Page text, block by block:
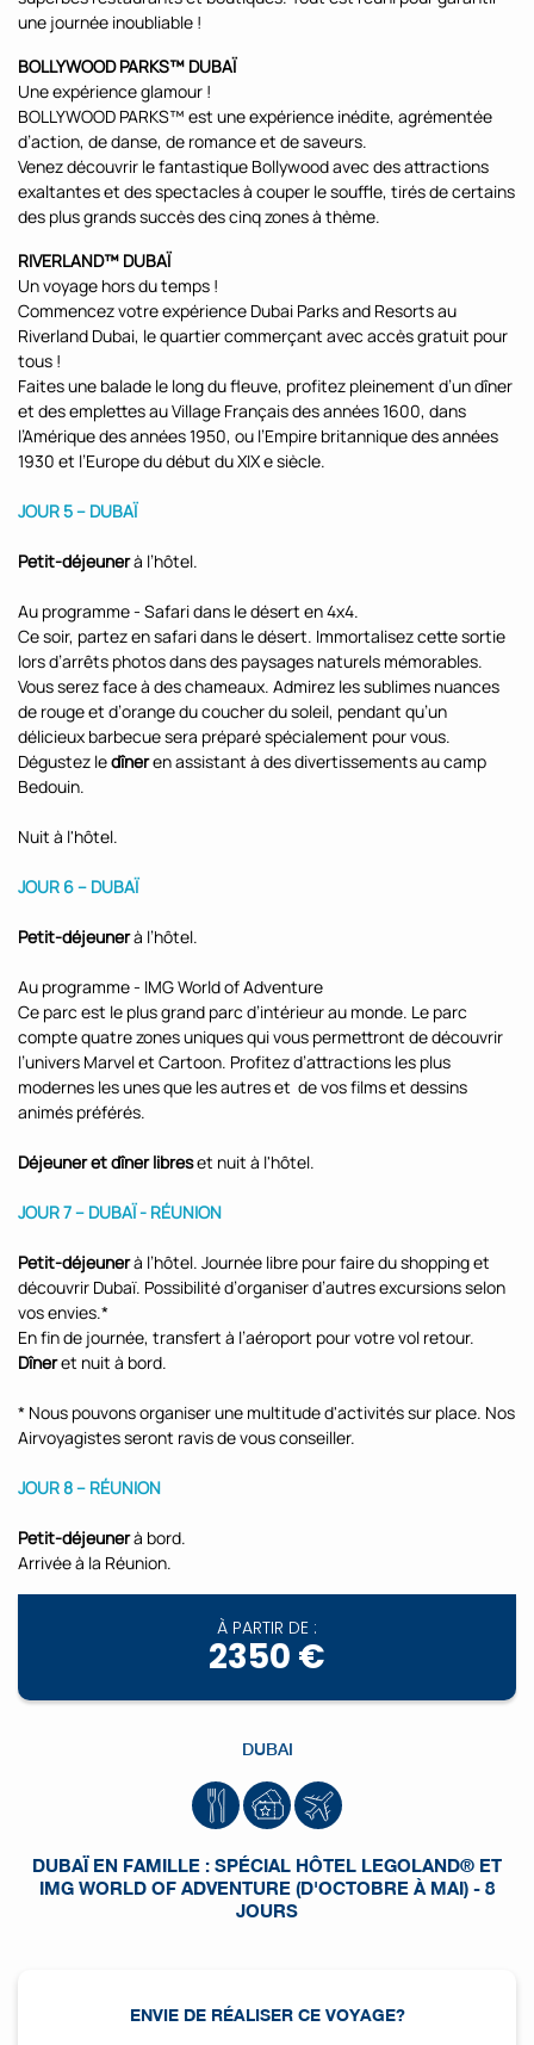
une journée inoubliable !
BOLLYWOOD PARKS™ DUBAÏ
Une expérience glamour !
BOLLYWOOD PARKS™ est une expérience inédite, agrémentée
d’action, de danse, de romance et de saveurs.
Venez découvrir le fantastique Bollywood avec des attractions
exaltantes et des spectacles à couper le souffle, tirés de certains
des plus grands succès des cinq zones à thème.
RIVERLAND™ DUBAÏ
Un voyage hors du temps !
Commencez votre expérience Dubai Parks and Resorts au
Riverland Dubai, le quartier commerçant avec accès gratuit pour
tous !
Faites une balade le long du fleuve, profitez pleinement d’un dîner
et des emplettes au Village Français des années 1600, dans
l’Amérique des années 1950, ou l’Empire britannique des années
1930 et l’Europe du début du XIX e siècle.
JOUR 5 – DUBAÏ
Petit-déjeunerà l’hôtel.
Au programme - Safari dans le désert en 4x4.
Ce soir, partez en safari dans le désert. Immortalisez cette sortie
lors d’arrêts photos dans des paysages naturels mémorables.
Vous serez face à des chameaux. Admirez les sublimes nuances
de rouge et d’orange du coucher du soleil, pendant qu’un
délicieux barbecue sera préparé spécialement pour vous.
Dégustez ledîneren assistant à des divertissements au camp
Bedouin.
Nuit à l'hôtel.
JOUR 6 – DUBAÏ
Petit-déjeunerà l’hôtel.
Au programme - IMG World of Adventure
Ce parc est le plus grand parc d’intérieur au monde. Le parc
compte quatre zones uniques qui vous permettront de découvrir
l’univers Marvel et Cartoon. Profitez d’attractions les plus
modernes les unes que les autres et de vos films et dessins
animés préférés.
Déjeuner etdîner libreset nuit à l'hôtel.
JOUR 7 – DUBAÏ - RÉUNION
Petit-déjeunerà l’hôtel. Journée libre pour faire du shopping et
découvrir Dubaï. Possibilité d’organiser d’autres excursions selon
vos envies.*
En fin de journée, transfert à l’aéroport pour votre vol retour.
Dîneret nuit à bord.
* Nous pouvons organiser une multitude d'activités sur place. Nos
Airvoyagistes seront ravis de vous conseiller.
JOUR 8 – RÉUNION
Petit-déjeunerà bord.
Arrivée à la Réunion.
À PARTIR DE :
2350 €
DUBAI
DUBAÏ EN FAMILLE : SPÉCIAL HÔTEL LEGOLAND® ET
IMG WORLD OF ADVENTURE (D'OCTOBRE À MAI) - 8
JOURS
ENVIE DE RÉALISER CE VOYAGE?